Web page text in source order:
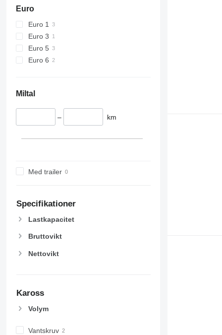
Euro
Euro 1
Euro 3
Euro 5
Euro 6
Miltal
– km
Med trailer
Specifikationer
Lastkapacitet
Bruttovikt
Nettovikt
Kaross
Volym
Vantskruv